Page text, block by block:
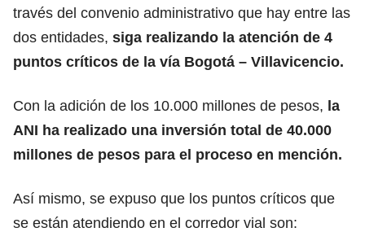
través del convenio administrativo que hay entre las
dos entidades, siga realizando la atención de 4
puntos críticos de la vía Bogotá – Villavicencio.
Con la adición de los 10.000 millones de pesos, la
ANI ha realizado una inversión total de 40.000
millones de pesos para el proceso en mención.
Así mismo, se expuso que los puntos críticos que
se están atendiendo en el corredor vial son: